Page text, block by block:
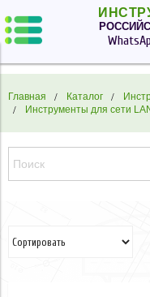
Главная Каталог
Инструменты для сети